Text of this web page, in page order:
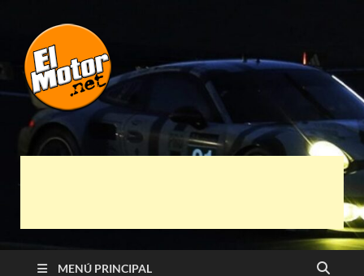
El Motor punto
Net
Automóviles
MENÚ PRINCIPAL